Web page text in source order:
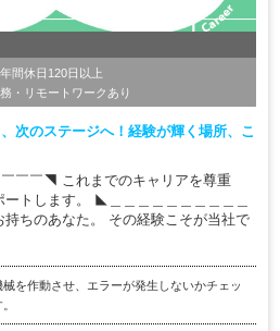
年間休日120日以上
・リモートワークあり
次のステージへ！経験が輝く場所、こ
￣￣◥ これまでのキャリアを尊重
トします。 ◣＿＿＿＿＿＿＿＿＿＿
ちのあなた。 その経験こそが当社で
を作動させ、エラーが発生しないかチェッ